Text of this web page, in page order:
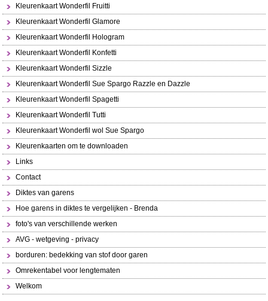
Kleurenkaart Wonderfil Fruitti
Kleurenkaart Wonderfil Glamore
Kleurenkaart Wonderfil Hologram
Kleurenkaart Wonderfil Konfetti
Kleurenkaart Wonderfil Sizzle
Kleurenkaart Wonderfil Sue Spargo Razzle en Dazzle
Kleurenkaart Wonderfil Spagetti
Kleurenkaart Wonderfil Tutti
Kleurenkaart Wonderfil wol Sue Spargo
Kleurenkaarten om te downloaden
Links
Contact
Diktes van garens
Hoe garens in diktes te vergelijken - Brenda
foto's van verschillende werken
AVG - wetgeving - privacy
borduren: bedekking van stof door garen
Omrekentabel voor lengtematen
Welkom